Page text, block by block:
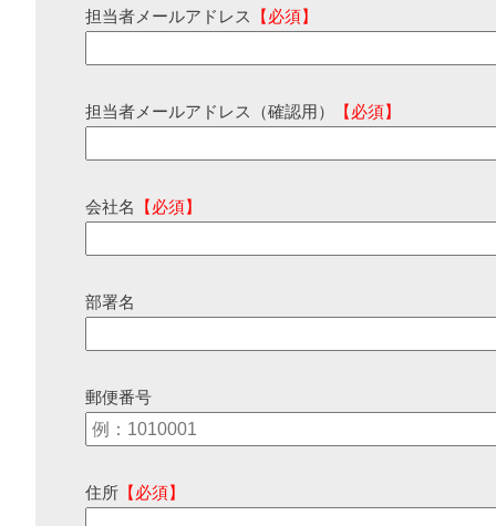
担当者メールアドレス 【必須】
担当者メールアドレス（確認用） 【必須】
会社名 【必須】
部署名
郵便番号
住所 【必須】